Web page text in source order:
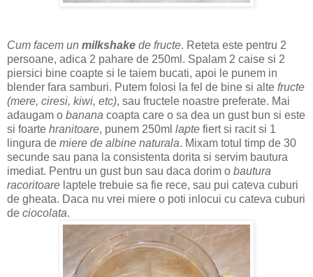
Cum facem un milkshake de fructe. Reteta este pentru 2
persoane, adica 2 pahare de 250ml. Spalam 2 caise si 2
piersici bine coapte si le taiem bucati, apoi le punem in
blender fara samburi. Putem folosi la fel de bine si alte fructe
(mere, ciresi, kiwi, etc), sau fructele noastre preferate. Mai
adaugam o banana coapta care o sa dea un gust bun si este
si foarte hranitoare, punem 250ml lapte fiert si racit si 1
lingura de miere de albine naturala. Mixam totul timp de 30
secunde sau pana la consistenta dorita si servim bautura
imediat. Pentru un gust bun sau daca dorim o bautura
racoritoare laptele trebuie sa fie rece, sau pui cateva cuburi
de gheata. Daca nu vrei miere o poti inlocui cu cateva cuburi
de ciocolata.